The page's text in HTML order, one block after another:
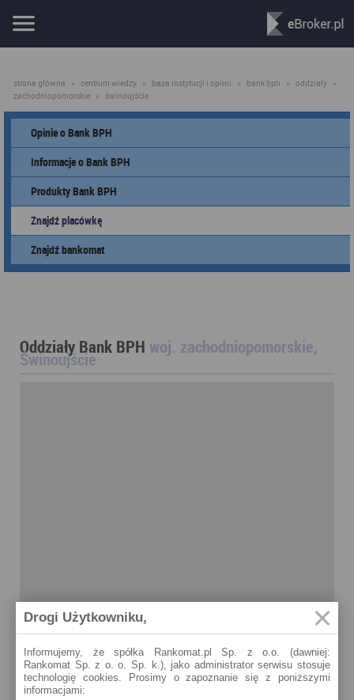
strona główna » centrum wiedzy » baza instytucji i opinii » bank bph » oddziały »
zachodniopomorskie » świnoujście
Opinie o Bank BPH
Informacje o Bank BPH
Produkty Bank BPH
Znajdź placówkę
Znajdź bankomat
Oddziały Bank BPH woj. zachodniopomorskie,
Świnoujście
Drogi Użytkowniku,
Informujemy, że spółka Rankomat.pl Sp. z o.o. (dawniej:
Rankomat Sp. z o. o. Sp. k.), jako administrator serwisu stosuje
technologię cookies. Prosimy o zapoznanie się z poniższymi
informacjami: